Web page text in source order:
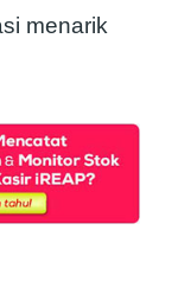
menarik